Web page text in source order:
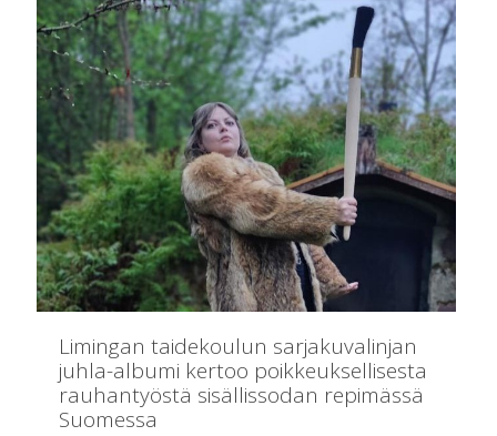
Limingan taidekoulun sarjakuvalinjan
juhla-albumi kertoo poikkeuksellisesta
rauhantyöstä sisällissodan repimässä
Suomessa